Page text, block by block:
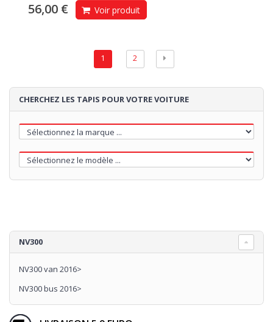
56,00 € Voir produit
1 2
CHERCHEZ LES TAPIS POUR VOTRE VOITURE
NV300
NV300 van 2016>
NV300 bus 2016>